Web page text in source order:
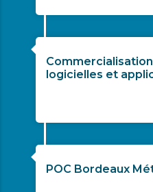
logicielles et
POC Bordeaux